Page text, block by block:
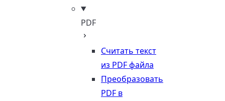
PDF
Считать текст
из PDF файла
Преобразовать
PDF в